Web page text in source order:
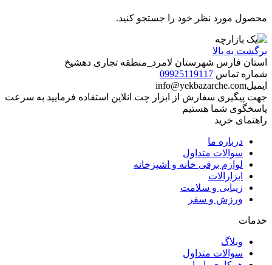
محصول مورد نظر خود را جستجو کنید.
برگشت به بالا
استان فارس شهرستان لامرد_منطقه تجاری دهشیخ
شماره تماس 09925119117
ایمیلinfo@yekbazarche.com
جهت پیگیری سفارش از ابزار چت انلاین استفاده فرمایید به سرعت
پاسخگوی شما هستیم
راهنمای خرید
درباره ما
سوالات متداول
لوازم برقی خانه و اشپزخانه
ابزارالات
زیبایی و سلامت
ورزش و سفر
خدمات
وبلاگ
سوالات متداول